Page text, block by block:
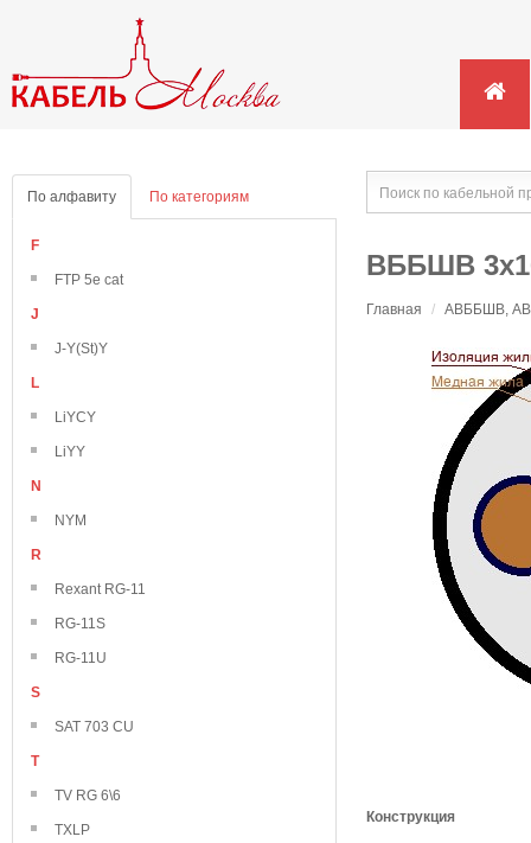
По алфавиту По категориям
F
FTP 5e cat
J
J-Y(St)Y
L
LiYCY
LiYY
N
NYM
R
Rexant RG-11
RG-11S
RG-11U
S
SAT 703 CU
T
TV RG 6\6
TXLP
ВББШВ
Главная / АВББШВ,
Конструкция